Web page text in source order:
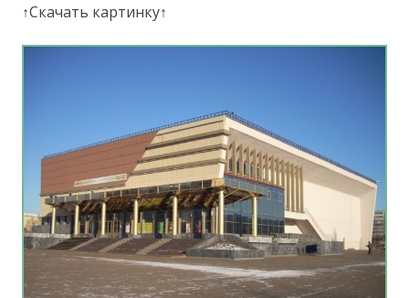
↑Скачать картинку↑